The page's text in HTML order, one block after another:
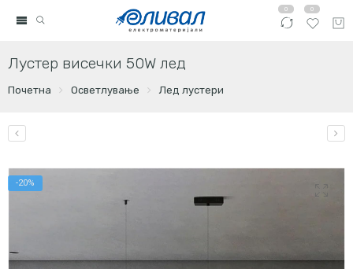
0 0
Лустер висечки 50W лед
Почетна Осветлување Лед лустери
-20%